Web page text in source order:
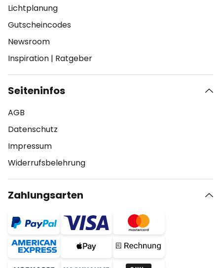
Lichtplanung
Gutscheincodes
Newsroom
Inspiration | Ratgeber
Seiteninfos
AGB
Datenschutz
Impressum
Widerrufsbelehrung
Zahlungsarten